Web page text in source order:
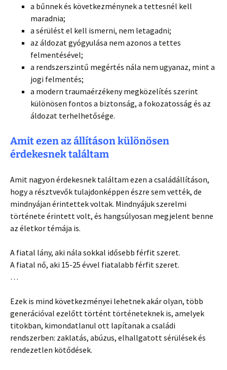
a bűnnek és következménynek a tettesnél kell
maradnia;
a sérülést el kell ismerni, nem letagadni;
az áldozat gyógyulása nem azonos a tettes
felmentésével;
a rendszerszintű megértés nála nem ugyanaz, mint a
jogi felmentés;
a modern traumaérzékeny megközelítés szerint
különösen fontos a biztonság, a fokozatosság és az
áldozat terhelhetősége.
Amit ezen az állításon különösen
érdekesnek találtam
Amit nagyon érdekesnek találtam ezen a családállításon,
hogy a résztvevők tulajdonképpen észre sem vették, de
mindnyájan érintettek voltak. Mindnyájuk szerelmi
története érintett volt, és hangsúlyosan megjelent benne
az életkor témája is.
A fiatal lány, aki nála sokkal idősebb férfit szeret.
A fiatal nő, aki 15-25 évvel fiatalabb férfit szeret.
…
Ezek is mind következményei lehetnek akár olyan, több
generációval ezelőtt történt történeteknek is, amelyek
titokban, kimondatlanul ott lapítanak a családi
rendszerben: zaklatás, abúzus, elhallgatott sérülések és
rendezetlen kötődések.